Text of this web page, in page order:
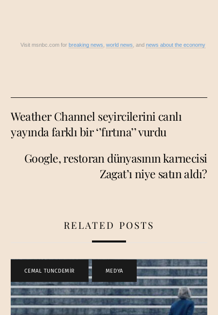
Visit msnbc.com for breaking news ,world news , andnews about the economy
Weather Channel seyircilerini canlı
yayında farklı bir ‘’fırtına’’ vurdu
Google, restoran dünyasının karnecisi
Zagat’ı niye satın aldı?
RELATED POSTS
CEMAL TUNCDEMİR , MEDYA